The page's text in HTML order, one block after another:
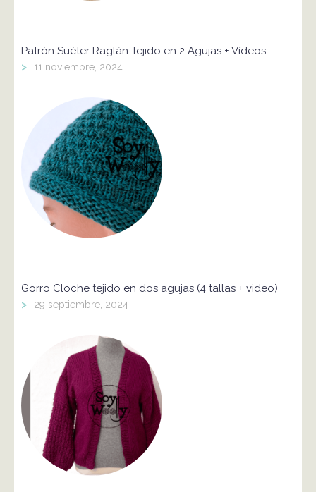
Patrón Suéter Raglán Tejido en 2 Agujas + Vídeos
> 11 noviembre, 2024
Gorro Cloche tejido en dos agujas (4 tallas + video)
> 29 septiembre, 2024